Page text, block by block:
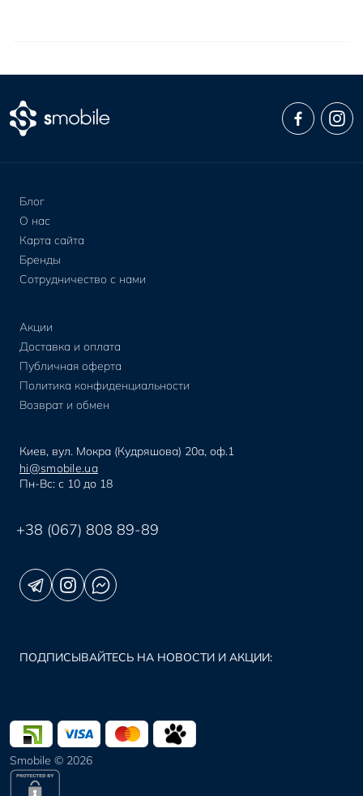
Блог
О нас
Карта сайта
Бренды
Сотрудничество с нами
Акции
Доставка и оплата
Публичная оферта
Политика конфиденциальности
Возврат и обмен
Киев, вул. Мокра (Кудряшова) 20а, оф.1
hi@smobile.ua
Пн-Вс: с 10 до 18
+38 (067) 808 89-89
ПОДПИСЫВАЙТЕСЬ НА НОВОСТИ И АКЦИИ:
Smobile © 2026